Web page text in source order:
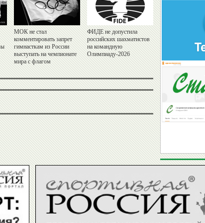
МОК не стал
комментировать запрет
гимнасткам из России
выступать на чемпионате
мира с флагом
ФИДЕ не допустила
российских шахматистов
на командную
Олимпиаду-2026